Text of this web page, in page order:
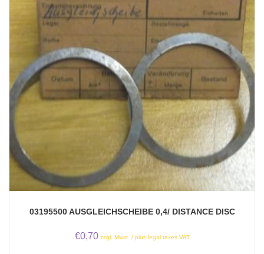
03195500 AUSGLEICHSCHEIBE 0,4/ DISTANCE DISC
€0,70 zzgl. Mwst. / plus legal taxes VAT